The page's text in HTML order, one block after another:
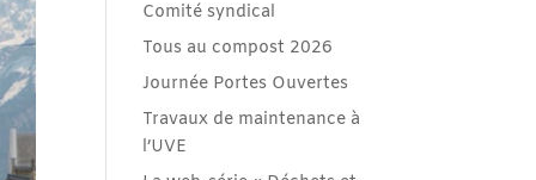
Comité syndical
Tous au compost 2026
Journée Portes Ouvertes
Travaux de maintenance à
l’UVE